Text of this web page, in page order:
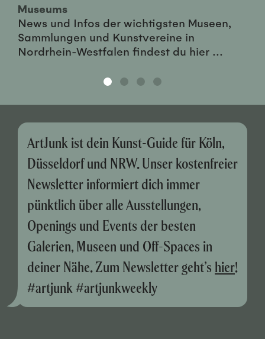
Museums
News und Infos der wichtigsten Museen,
Sammlungen und Kunstvereine in
Nordrhein-Westfalen findest du hier ...
ArtJunk ist dein Kunst-Guide für Köln,
Düsseldorf und NRW. Unser kostenfreier
Newsletter informiert dich immer
pünktlich über alle Ausstellungen,
Openings und Events der besten
Galerien, Museen und Off-Spaces in
deiner Nähe. Zum Newsletter geht’s hier!
#artjunk #artjunkweekly